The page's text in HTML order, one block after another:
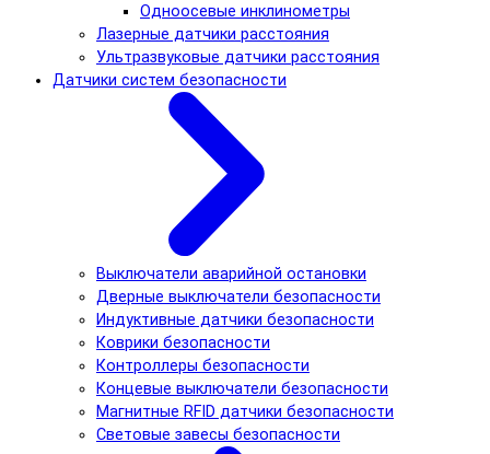
Одноосевые инклинометры
Лазерные датчики расстояния
Ультразвуковые датчики расстояния
Датчики систем безопасности
Выключатели аварийной остановки
Дверные выключатели безопасности
Индуктивные датчики безопасности
Коврики безопасности
Контроллеры безопасности
Концевые выключатели безопасности
Магнитные RFID датчики безопасности
Световые завесы безопасности